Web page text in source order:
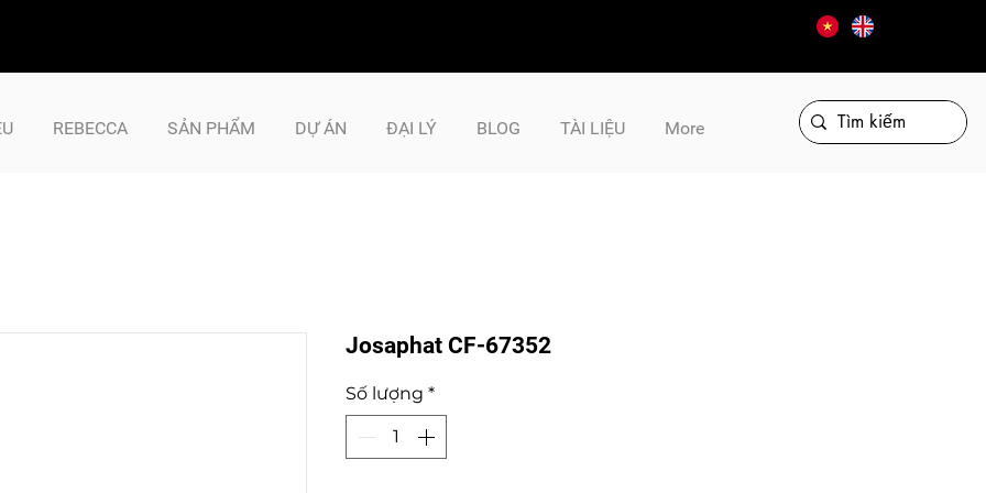
REBECCA SẢN PHẨM DỰ ÁN ĐẠI LÝ BLOG TÀI LIỆU More
Josaphat CF-67352
Số lượng *